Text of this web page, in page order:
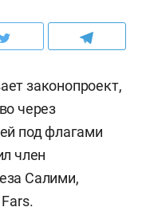
законопроект,
через
под флагами
член
Салими,
Fars.